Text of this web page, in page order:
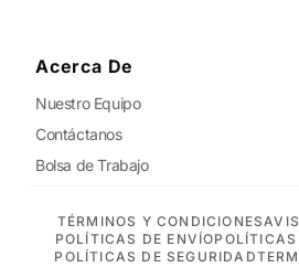
Acerca De
Nuestro Equipo
Contáctanos
Bolsa de Trabajo
TÉRMINOS Y CONDICIONES
POLÍTICAS DE ENVÍO
POLÍTICAS DE SEGURIDAD